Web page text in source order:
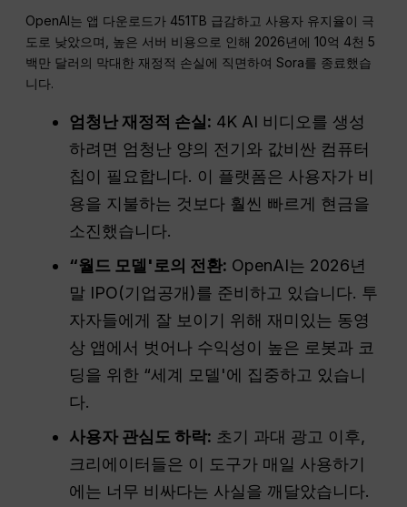
OpenAI는 앱 다운로드가 451TB 급감하고 사용자 유지율이 극
도로 낮았으며, 높은 서버 비용으로 인해 2026년에 10억 4천 5
백만 달러의 막대한 재정적 손실에 직면하여 Sora를 종료했습
니다.
엄청난 재정적 손실: 4K AI 비디오를 생성
하려면 엄청난 양의 전기와 값비싼 컴퓨터
칩이 필요합니다. 이 플랫폼은 사용자가 비
용을 지불하는 것보다 훨씬 빠르게 현금을
소진했습니다.
“월드 모델'로의 전환: OpenAI는 2026년
말 IPO(기업공개)를 준비하고 있습니다. 투
자자들에게 잘 보이기 위해 재미있는 동영
상 앱에서 벗어나 수익성이 높은 로봇과 코
딩을 위한 “세계 모델'에 집중하고 있습니
다.
사용자 관심도 하락: 초기 과대 광고 이후,
크리에이터들은 이 도구가 매일 사용하기
에는 너무 비싸다는 사실을 깨달았습니다.